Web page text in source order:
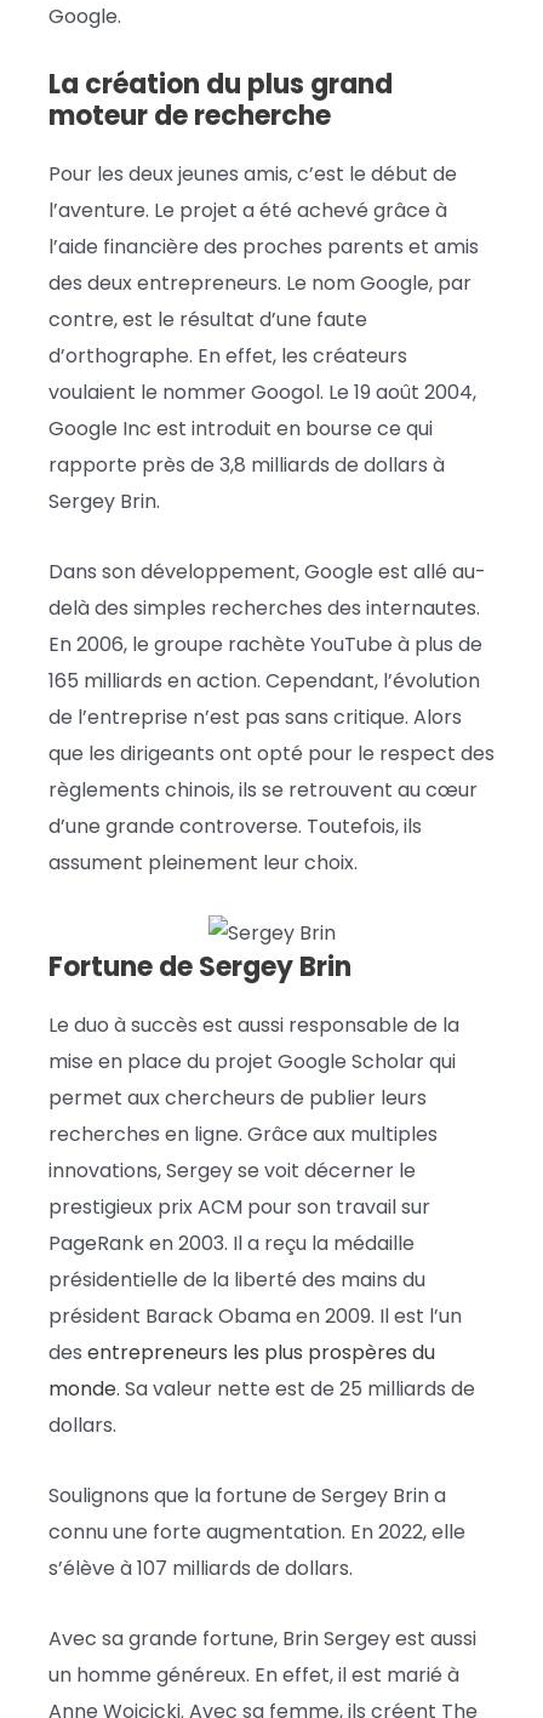
Google.
La création du plus grand
moteur de recherche
Pour les deux jeunes amis, c’est le début de
l’aventure. Le projet a été achevé grâce à
l’aide financière des proches parents et amis
des deux entrepreneurs. Le nom Google, par
contre, est le résultat d’une faute
d’orthographe. En effet, les créateurs
voulaient le nommer Googol. Le 19 août 2004,
Google Inc est introduit en bourse ce qui
rapporte près de 3,8 milliards de dollars à
Sergey Brin.
Dans son développement, Google est allé au-
delà des simples recherches des internautes.
En 2006, le groupe rachète YouTube à plus de
165 milliards en action. Cependant, l’évolution
de l’entreprise n’est pas sans critique. Alors
que les dirigeants ont opté pour le respect des
règlements chinois, ils se retrouvent au cœur
d’une grande controverse. Toutefois, ils
assument pleinement leur choix.
Fortune de Sergey Brin
Le duo à succès est aussi responsable de la
mise en place du projet Google Scholar qui
permet aux chercheurs de publier leurs
recherches en ligne. Grâce aux multiples
innovations, Sergey se voit décerner le
prestigieux prix ACM pour son travail sur
PageRank en 2003. Il a reçu la médaille
présidentielle de la liberté des mains du
président Barack Obama en 2009. Il est l’un
des entrepreneurs les plus prospères du
monde. Sa valeur nette est de 25 milliards de
dollars.
Soulignons que la fortune de Sergey Brin a
connu une forte augmentation. En 2022, elle
s’élève à 107 milliards de dollars.
Avec sa grande fortune, Brin Sergey est aussi
un homme généreux. En effet, il est marié à
Anne Wojcicki. Avec sa femme, ils créent The